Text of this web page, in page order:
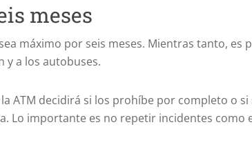
meses
máximo por seis meses. Mientras tanto,
y a los autobuses.
ATM decidirá si los prohíbe por completo o
Lo importante es no repetir incidentes como